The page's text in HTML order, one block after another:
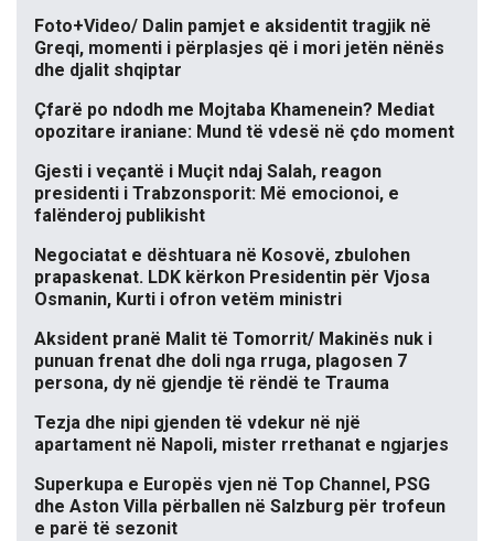
Foto+Video/ Dalin pamjet e aksidentit tragjik në
Greqi, momenti i përplasjes që i mori jetën nënës
dhe djalit shqiptar
Çfarë po ndodh me Mojtaba Khamenein? Mediat
opozitare iraniane: Mund të vdesë në çdo moment
Gjesti i veçantë i Muçit ndaj Salah, reagon
presidenti i Trabzonsporit: Më emocionoi, e
falënderoj publikisht
Negociatat e dështuara në Kosovë, zbulohen
prapaskenat. LDK kërkon Presidentin për Vjosa
Osmanin, Kurti i ofron vetëm ministri
Aksident pranë Malit të Tomorrit/ Makinës nuk i
punuan frenat dhe doli nga rruga, plagosen 7
persona, dy në gjendje të rëndë te Trauma
Tezja dhe nipi gjenden të vdekur në një
apartament në Napoli, mister rrethanat e ngjarjes
Superkupa e Europës vjen në Top Channel, PSG
dhe Aston Villa përballen në Salzburg për trofeun
e parë të sezonit